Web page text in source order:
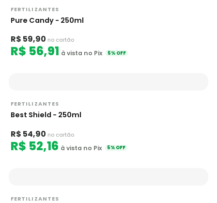
FERTILIZANTES
Pure Candy - 250ml
R$ 59,90 no cartão
R$ 56,91 à vista no Pix 5% OFF
FERTILIZANTES
Best Shield - 250ml
R$ 54,90 no cartão
R$ 52,16 à vista no Pix 5% OFF
FERTILIZANTES